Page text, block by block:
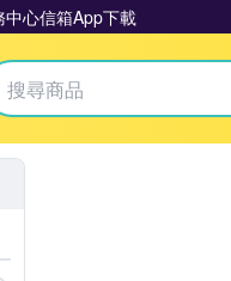
中心信箱App下載
拍賣